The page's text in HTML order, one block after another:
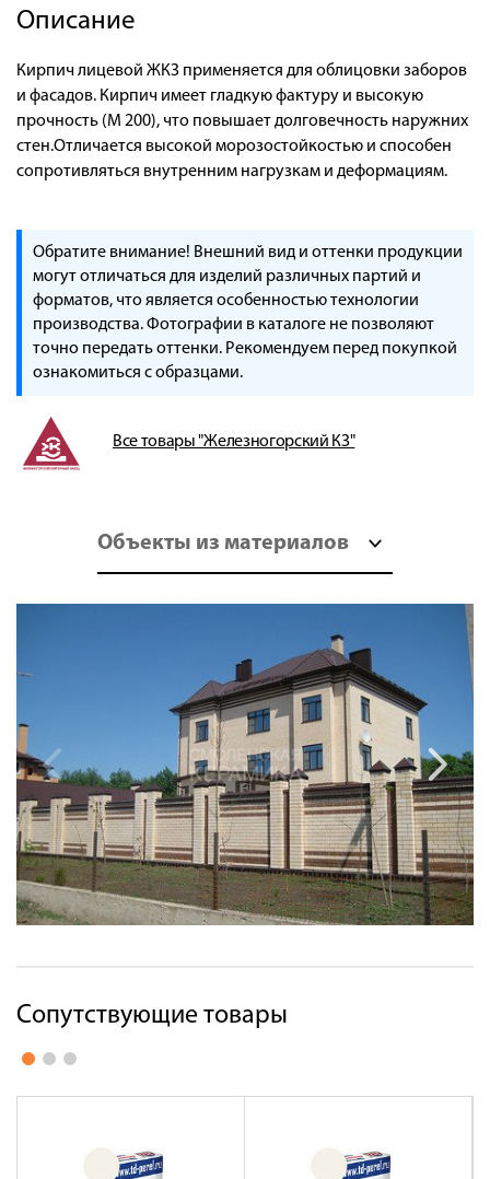
Описание
Кирпич лицевой ЖКЗ применяется для облицовки заборов
и фасадов. Кирпич имеет гладкую фактуру и высокую
прочность (М 200), что повышает долговечность наружних
стен.Отличается высокой морозостойкостью и способен
сопротивляться внутренним нагрузкам и деформациям.
Обратите внимание! Внешний вид и оттенки продукции
могут отличаться для изделий различных партий и
форматов, что является особенностью технологии
производства. Фотографии в каталоге не позволяют
точно передать оттенки. Рекомендуем перед покупкой
ознакомиться с образцами.
Все товары "Железногорский КЗ"
Объекты из материалов
Сопутствующие товары